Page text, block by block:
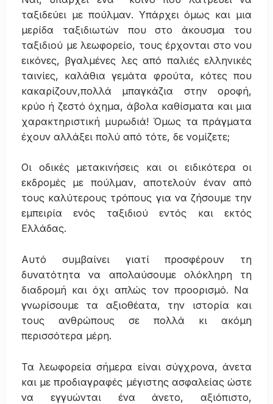
ταξιδεύει με πούλμαν. Υπάρχει όμως και μια
μερίδα ταξιδιωτών που στο άκουσμα του
ταξιδιού με λεωφορείο, τους έρχονται στο νου
εικόνες, βγαλμένες λες από παλιές ελληνικές
ταινίες, καλάθια γεμάτα φρούτα, κότες που
κακαρίζουν,πολλά μπαγκάζια στην οροφή,
κρύο ή ζεστό όχημα, άβολα καθίσματα και μια
χαρακτηριστική μυρωδιά! Όμως τα πράγματα
έχουν αλλάξει πολύ από τότε, δε νομίζετε;
Οι οδικές μετακινήσεις και οι ειδικότερα οι
εκδρομές με πούλμαν, αποτελούν έναν από
τους καλύτερους τρόπους για να ζήσουμε την
εμπειρία ενός ταξιδιού εντός και εκτός
Ελλάδας.
Αυτό συμβαίνει γιατί προσφέρουν τη
δυνατότητα να απολαύσουμε ολόκληρη τη
διαδρομή και όχι απλώς τον προορισμό. Να
γνωρίσουμε τα αξιοθέατα, την ιστορία και
τους ανθρώπους σε πολλά κι ακόμη
περισσότερα μέρη.
Τα λεωφορεία σήμερα είναι σύγχρονα, άνετα
και με προδιαγραφές μέγιστης ασφαλείας ώστε
να εγγυώνται ένα άνετο, αξιόπιστο,